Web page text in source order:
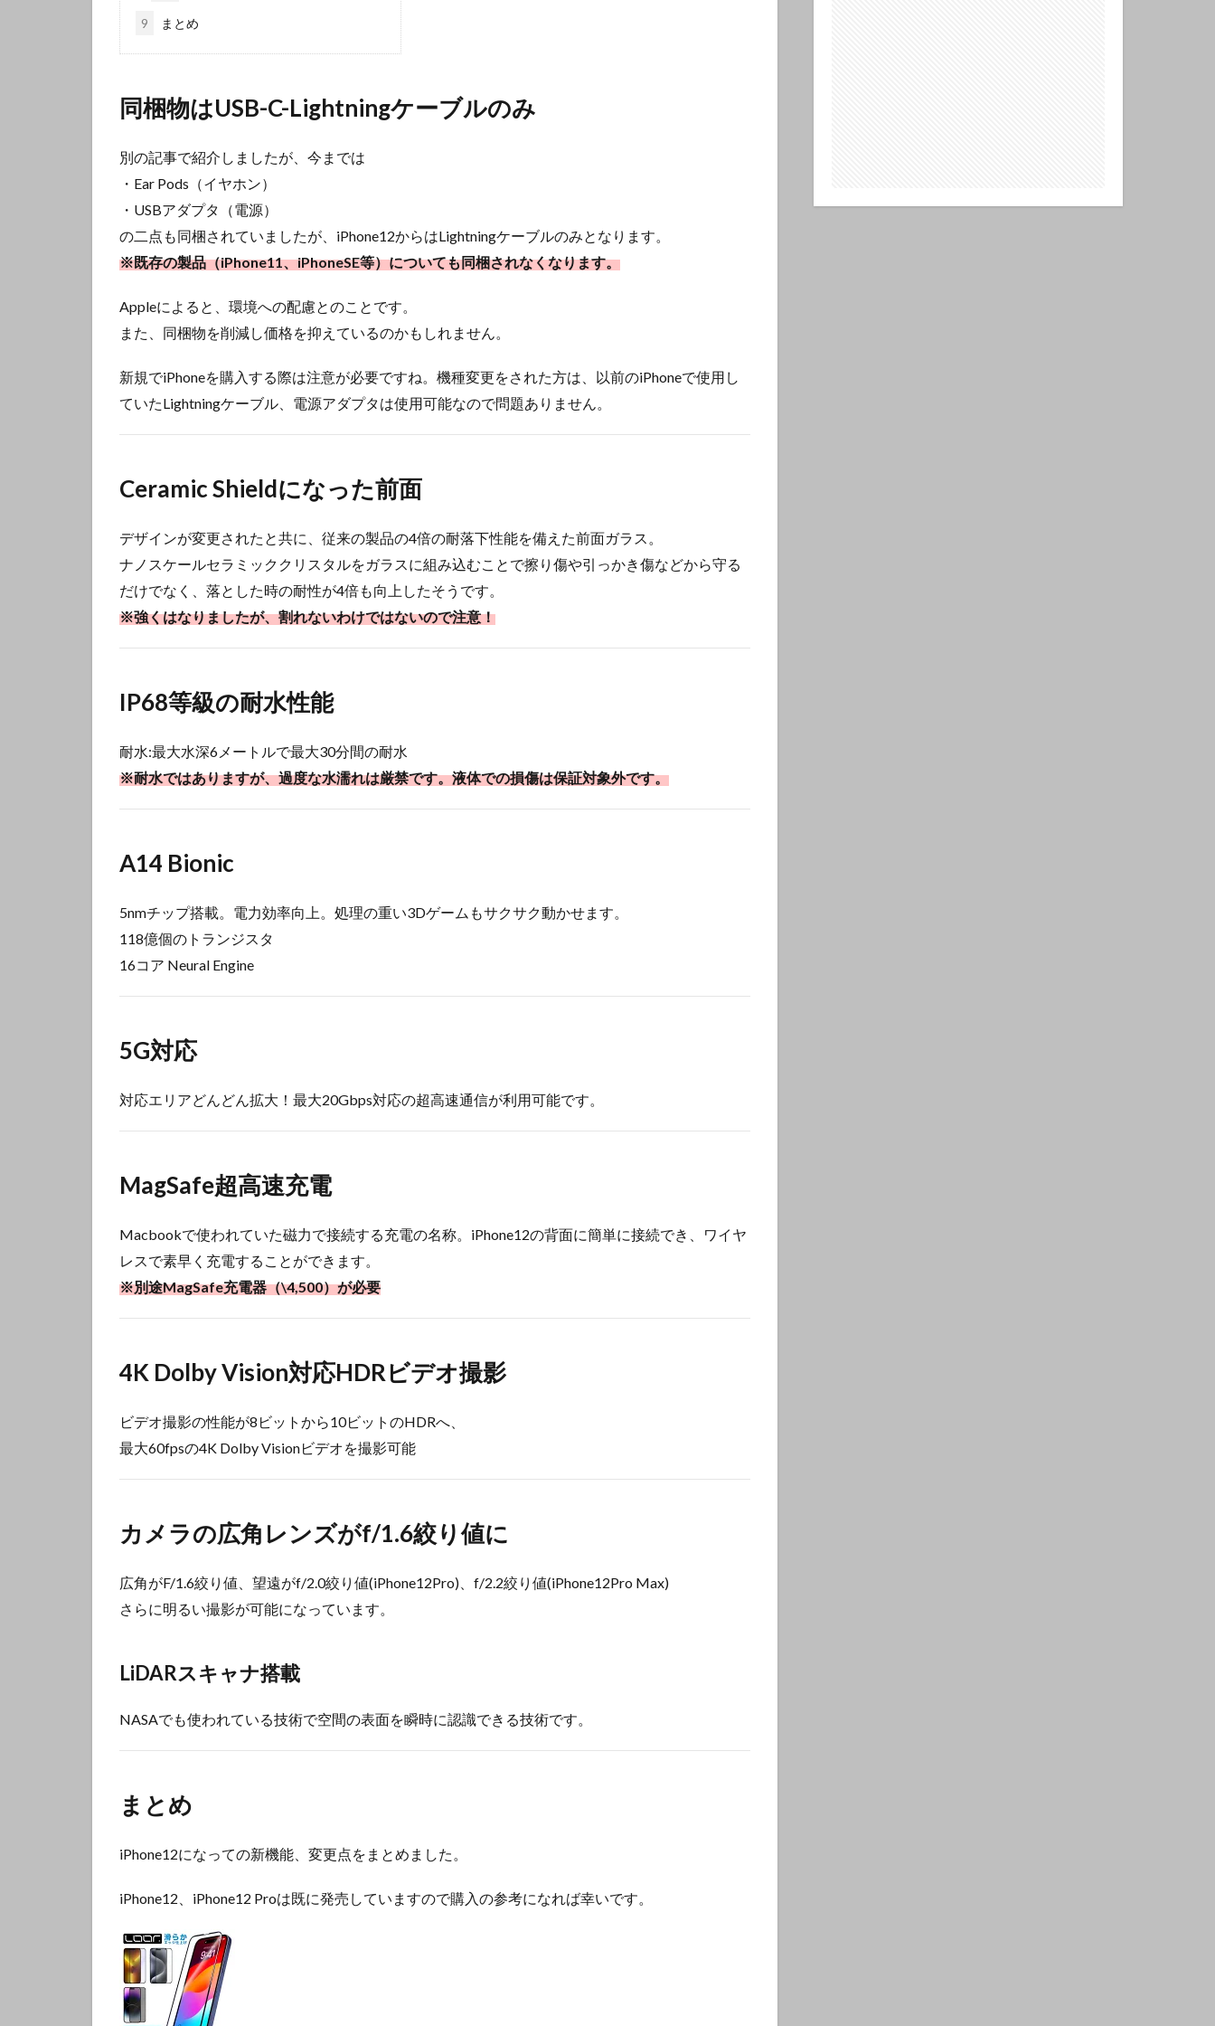
9 まとめ
同梱物はUSB-C-Lightningケーブルのみ
別の記事で紹介しましたが、今までは
・Ear Pods（イヤホン）
・USBアダプタ（電源）
の二点も同梱されていましたが、iPhone12からはLightningケーブルのみとなります。
※既存の製品（iPhone11、iPhoneSE等）についても同梱されなくなります。
Appleによると、環境への配慮とのことです。
また、同梱物を削減し価格を抑えているのかもしれません。
新規でiPhoneを購入する際は注意が必要ですね。機種変更をされた方は、以前のiPhoneで使用し
ていたLightningケーブル、電源アダプタは使用可能なので問題ありません。
Ceramic Shieldになった前面
デザインが変更されたと共に、従来の製品の4倍の耐落下性能を備えた前面ガラス。
ナノスケールセラミッククリスタルをガラスに組み込むことで擦り傷や引っかき傷などから守る
だけでなく、落とした時の耐性が4倍も向上したそうです。
※強くはなりましたが、割れないわけではないので注意！
IP68等級の耐水性能
耐水:最大水深6メートルで最大30分間の耐水
※耐水ではありますが、過度な水濡れは厳禁です。液体での損傷は保証対象外です。
A14 Bionic
5nmチップ搭載。電力効率向上。処理の重い3Dゲームもサクサク動かせます。
118億個のトランジスタ
16コア Neural Engine
5G対応
対応エリアどんどん拡大！最大20Gbps対応の超高速通信が利用可能です。
MagSafe超高速充電
Macbookで使われていた磁力で接続する充電の名称。iPhone12の背面に簡単に接続でき、ワイヤ
レスで素早く充電することができます。
※別途MagSafe充電器（\4,500）が必要
4K Dolby Vision対応HDRビデオ撮影
ビデオ撮影の性能が8ビットから10ビットのHDRへ、
最大60fpsの4K Dolby Visionビデオを撮影可能
カメラの広角レンズがf/1.6絞り値に
広角がF/1.6絞り値、望遠がf/2.0絞り値(iPhone12Pro)、f/2.2絞り値(iPhone12Pro Max)
さらに明るい撮影が可能になっています。
LiDARスキャナ搭載
NASAでも使われている技術で空間の表面を瞬時に認識できる技術です。
まとめ
iPhone12になっての新機能、変更点をまとめました。
iPhone12、iPhone12 Proは既に発売していますので購入の参考になれば幸いです。